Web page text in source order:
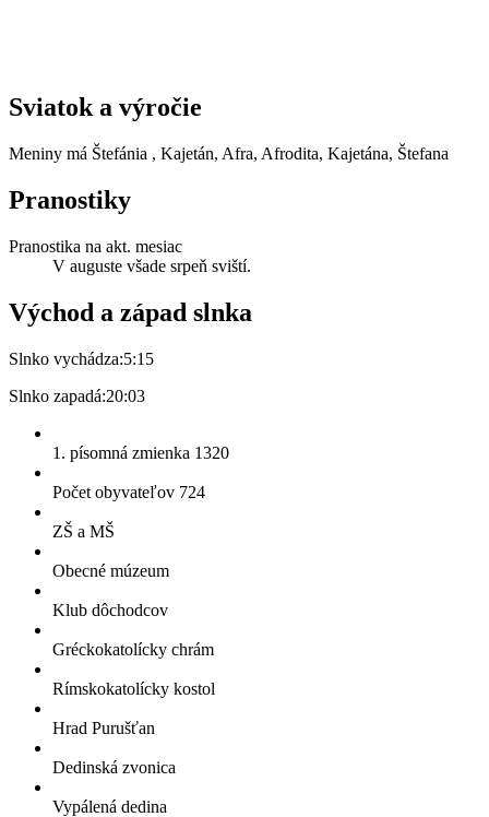
Sviatok a výročie
Meniny má Štefánia , Kajetán, Afra, Afrodita, Kajetána, Štefana
Pranostiky
Pranostika na akt. mesiac
V auguste všade srpeň sviští.
Východ a západ slnka
Slnko vychádza:5:15
Slnko zapadá:20:03
1. písomná zmienka 1320
Počet obyvateľov 724
ZŠ a MŠ
Obecné múzeum
Klub dôchodcov
Gréckokatolícky chrám
Rímskokatolícky kostol
Hrad Purušťan
Dedinská zvonica
Vypálená dedina